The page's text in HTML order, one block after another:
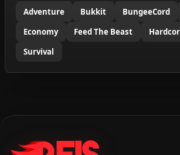
Adventure Bukkit BungeeCord
Economy
Feed The Beast
Survival